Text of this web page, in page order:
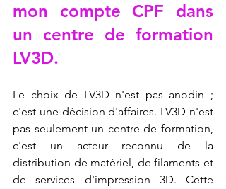
mon compte CPF dans
un centre de formation
LV3D.
Le choix de LV3D n'est pas anodin ;
c'est une décision d'affaires. LV3D n'est
pas seulement un centre de formation,
c'est un acteur reconnu de la
distribution de matériel, de filaments et
de services d'impression 3D. Cette